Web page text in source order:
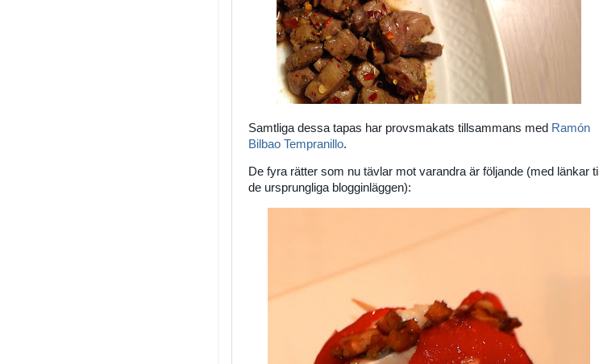
Samtliga dessa tapas har provsmakats tillsammans med Ramón
Bilbao Tempranillo.
De fyra rätter som nu tävlar mot varandra är följande (med länkar till
de ursprungliga blogginläggen):